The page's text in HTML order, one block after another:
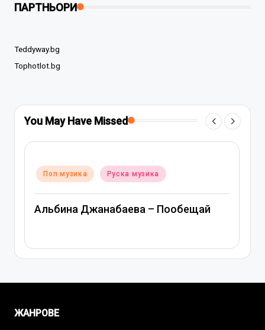
ПАРТНЬОРИ
Teddyway.bg
Tophotlot.bg
You May Have Missed
in
Поп музика Руска музика
Митя Фомин и Альбина
Спасибо, сердце
ЖАНРОВЕ